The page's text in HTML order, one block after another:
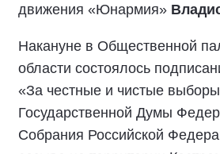
движения «Юнармия»
Накануне в Общественной
области состоялось
«За честные и чистые
Государственной Думы
Собрания Российской